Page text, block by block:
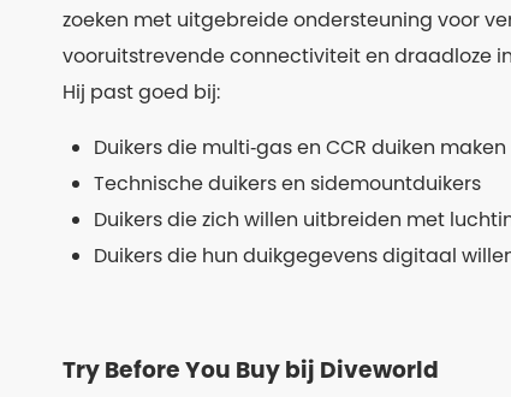
zoeken met uitgebreide ondersteuning voor
vooruitstrevende connectiviteit en draadloze
Hij past goed bij:
Duikers die multi‑gas en CCR duiken maken
Technische duikers en sidemountduikers
Duikers die zich willen uitbreiden met
Duikers die hun duikgegevens digitaal
Try Before You Buy bij Diveworld